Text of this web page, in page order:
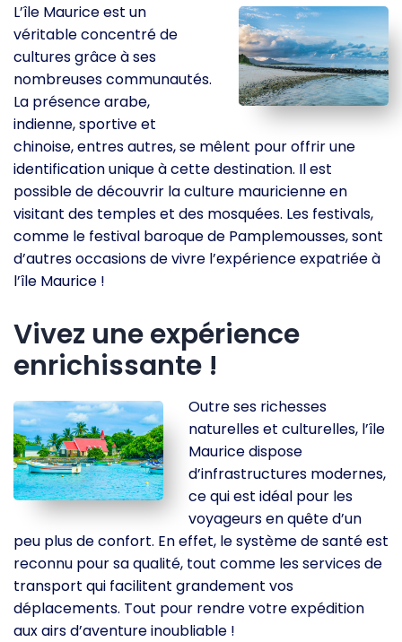
L’île Maurice est un
véritable concentré de
cultures grâce à ses
nombreuses communautés.
La présence arabe,
indienne, sportive et
chinoise, entres autres, se mêlent pour offrir une
identification unique à cette destination. Il est
possible de découvrir la culture mauricienne en
visitant des temples et des mosquées. Les festivals,
comme le festival baroque de Pamplemousses, sont
d’autres occasions de vivre l’expérience expatriée à
l’île Maurice !
Vivez une expérience
enrichissante !
Outre ses richesses
naturelles et culturelles, l’île
Maurice dispose
d’infrastructures modernes,
ce qui est idéal pour les
voyageurs en quête d’un
peu plus de confort. En effet, le système de santé est
reconnu pour sa qualité, tout comme les services de
transport qui facilitent grandement vos
déplacements. Tout pour rendre votre expédition
aux airs d’aventure inoubliable !